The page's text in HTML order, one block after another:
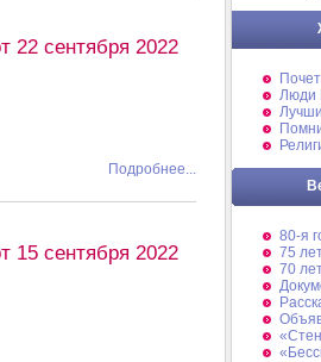
22 сентября 2022
Подробнее...
15 сентября 2022
Люди
80-я
75
70